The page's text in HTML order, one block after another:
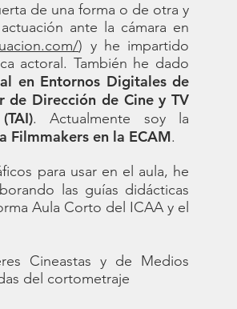
de una forma o de otra y
ante la cámara en
) y he impartido
actoral. También he dado
en Entornos Digitales de
de Dirección de Cine y TV
. Actualmente soy la
Filmmakers en la ECAM.
para usar en el aula, he
las guías didácticas
Aula Corto del ICAA y el
Cineastas y de Medios
del cortometraje